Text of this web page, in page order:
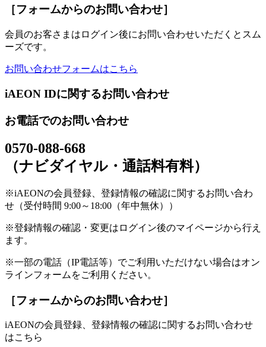
［フォームからのお問い合わせ］
会員のお客さまはログイン後にお問い合わせいただくとスム
ーズです。
お問い合わせフォームはこちら
iAEON IDに関するお問い合わせ
お電話でのお問い合わせ
0570-088-668
（ナビダイヤル・通話料有料）
※iAEONの会員登録、登録情報の確認に関するお問い合わ
せ（受付時間 9:00～18:00（年中無休））
※登録情報の確認・変更はログイン後のマイページから行え
ます。
※一部の電話（IP電話等）でご利用いただけない場合はオン
ラインフォームをご利用ください。
［フォームからのお問い合わせ］
iAEONの会員登録、登録情報の確認に関するお問い合わせ
はこちら